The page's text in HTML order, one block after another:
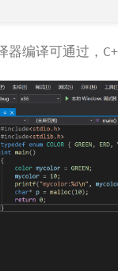
器编译可通过，